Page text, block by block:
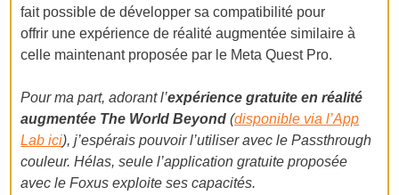
fait possible de développer sa compatibilité pour
offrir une expérience de réalité augmentée similaire à
celle maintenant proposée par le Meta Quest Pro.
Pour ma part, adorant l’expérience gratuite en réalité
augmentée The World Beyond (disponible via l’App
Lab ici), j’espérais pouvoir l’utiliser avec le Passthrough
couleur. Hélas, seule l’application gratuite proposée
avec le Foxus exploite ses capacités.